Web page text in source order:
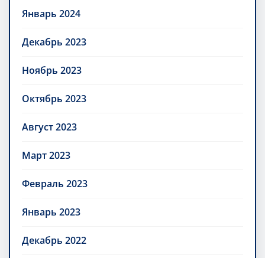
Январь 2024
Декабрь 2023
Ноябрь 2023
Октябрь 2023
Август 2023
Март 2023
Февраль 2023
Январь 2023
Декабрь 2022